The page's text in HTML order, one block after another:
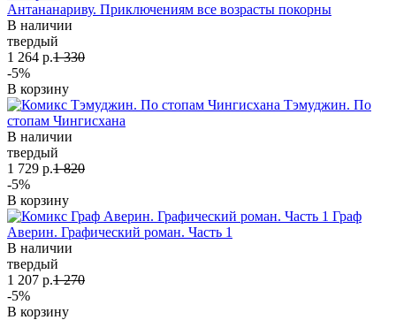
Антананариву. Приключениям все возрасты покорны
В наличии
твердый
1 264 р.1 330
-5%
В корзину
Тэмуджин. По
стопам Чингисхана
В наличии
твердый
1 729 р.1 820
-5%
В корзину
Граф
Аверин. Графический роман. Часть 1
В наличии
твердый
1 207 р.1 270
-5%
В корзину